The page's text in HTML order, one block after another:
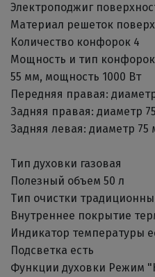
Электроподжиг
Материал решеток
Количество конфорок 4
Мощность и тип
55 мм, мощность 1000 Вт
Передняя правая:
Задняя правая: диаметр
Задняя левая: диаметр
Тип духовки газовая
Полезный объем 50 л
Тип очистки
Внутреннее покрытие
Индикатор температуры
Подсветка есть
Функции духовки Режим